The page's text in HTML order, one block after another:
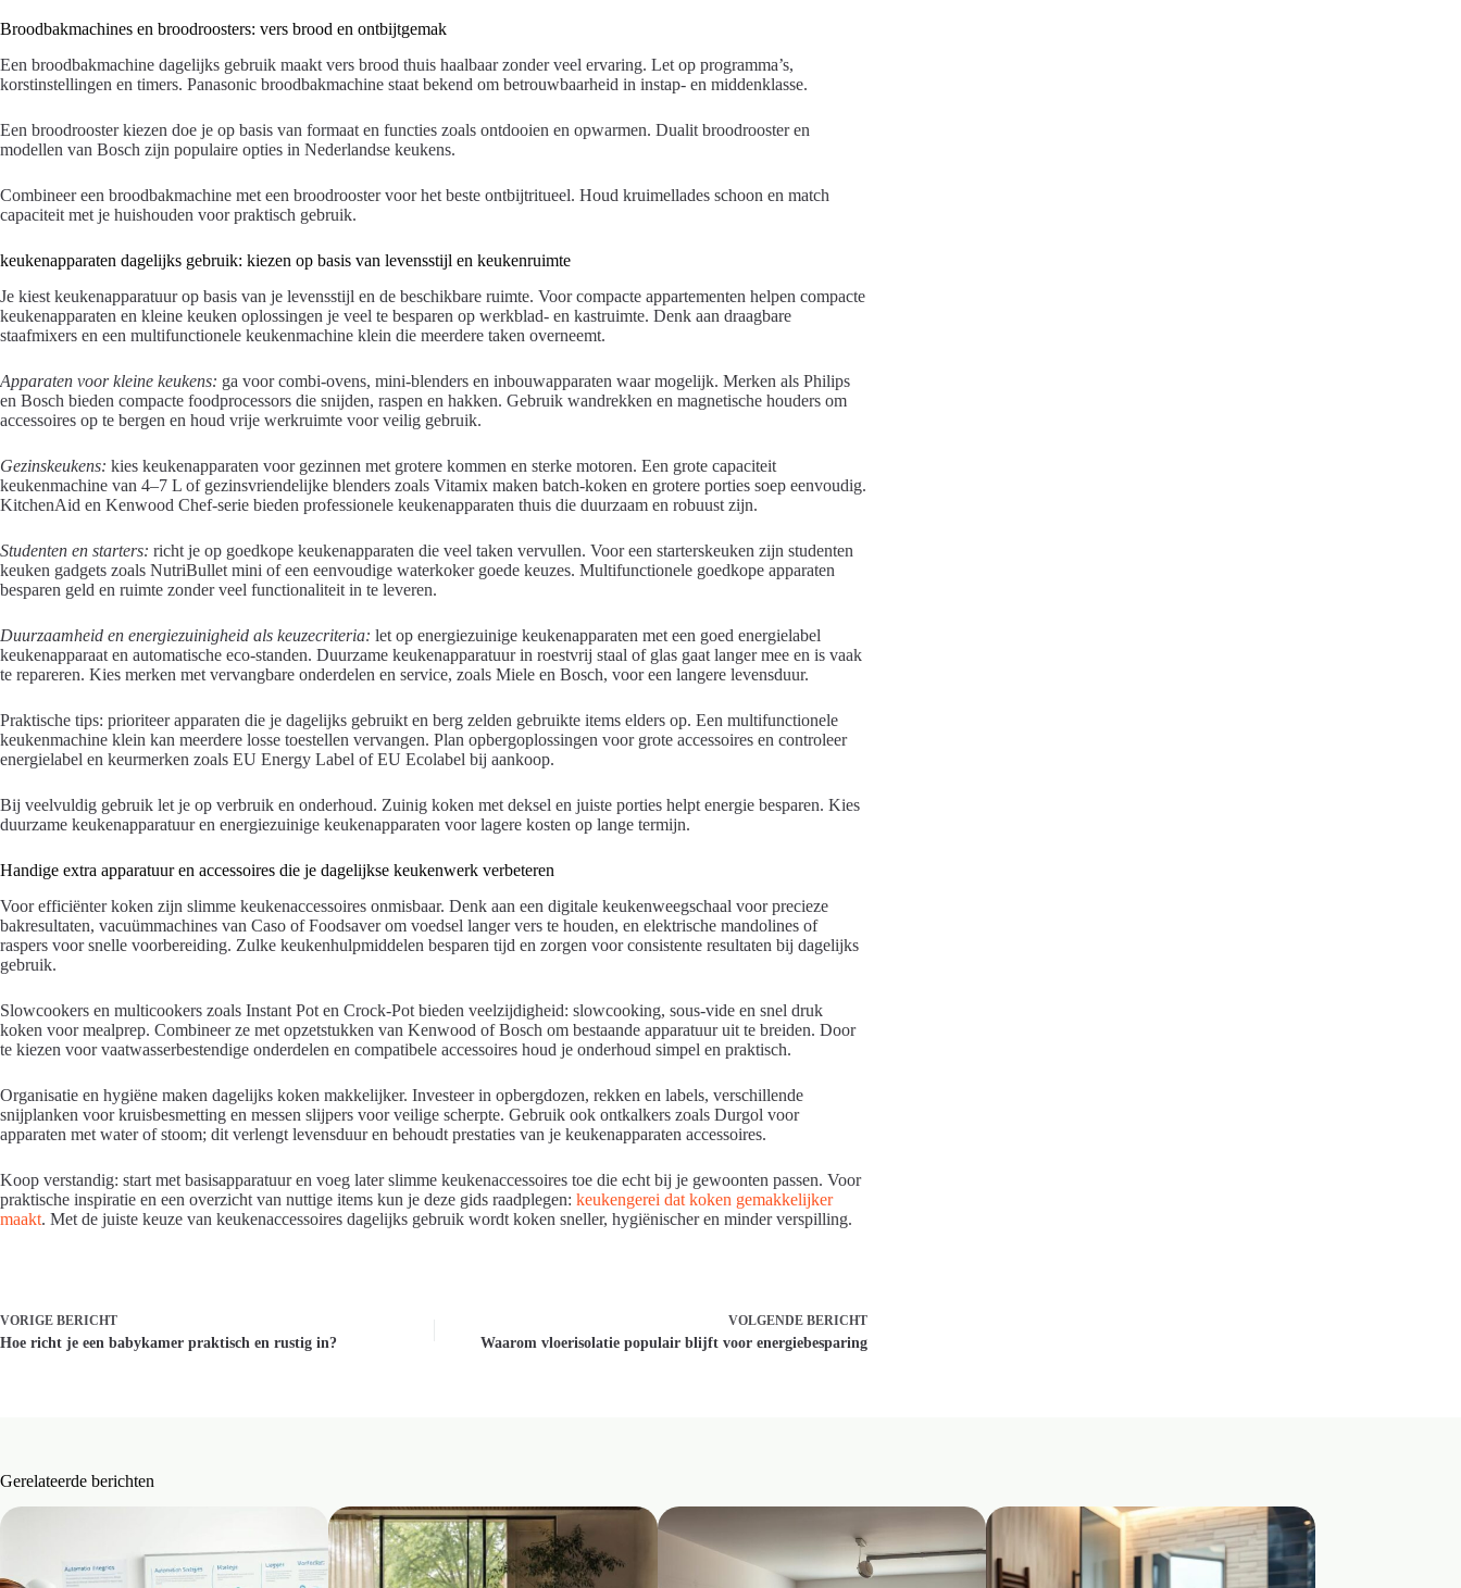
Broodbakmachines en broodroosters: vers brood en ontbijtgemak
Een broodbakmachine dagelijks gebruik maakt vers brood thuis haalbaar zonder veel ervaring. Let op programma’s,
korstinstellingen en timers. Panasonic broodbakmachine staat bekend om betrouwbaarheid in instap- en middenklasse.
Een broodrooster kiezen doe je op basis van formaat en functies zoals ontdooien en opwarmen. Dualit broodrooster en
modellen van Bosch zijn populaire opties in Nederlandse keukens.
Combineer een broodbakmachine met een broodrooster voor het beste ontbijtritueel. Houd kruimellades schoon en match
capaciteit met je huishouden voor praktisch gebruik.
keukenapparaten dagelijks gebruik: kiezen op basis van levensstijl en keukenruimte
Je kiest keukenapparatuur op basis van je levensstijl en de beschikbare ruimte. Voor compacte appartementen helpen compacte
keukenapparaten en kleine keuken oplossingen je veel te besparen op werkblad- en kastruimte. Denk aan draagbare
staafmixers en een multifunctionele keukenmachine klein die meerdere taken overneemt.
Apparaten voor kleine keukens: ga voor combi-ovens, mini-blenders en inbouwapparaten waar mogelijk. Merken als Philips
en Bosch bieden compacte foodprocessors die snijden, raspen en hakken. Gebruik wandrekken en magnetische houders om
accessoires op te bergen en houd vrije werkruimte voor veilig gebruik.
Gezinskeukens: kies keukenapparaten voor gezinnen met grotere kommen en sterke motoren. Een grote capaciteit
keukenmachine van 4–7 L of gezinsvriendelijke blenders zoals Vitamix maken batch-koken en grotere porties soep eenvoudig.
KitchenAid en Kenwood Chef-serie bieden professionele keukenapparaten thuis die duurzaam en robuust zijn.
Studenten en starters: richt je op goedkope keukenapparaten die veel taken vervullen. Voor een starterskeuken zijn studenten
keuken gadgets zoals NutriBullet mini of een eenvoudige waterkoker goede keuzes. Multifunctionele goedkope apparaten
besparen geld en ruimte zonder veel functionaliteit in te leveren.
Duurzaamheid en energiezuinigheid als keuzecriteria: let op energiezuinige keukenapparaten met een goed energielabel
keukenapparaat en automatische eco-standen. Duurzame keukenapparatuur in roestvrij staal of glas gaat langer mee en is vaak
te repareren. Kies merken met vervangbare onderdelen en service, zoals Miele en Bosch, voor een langere levensduur.
Praktische tips: prioriteer apparaten die je dagelijks gebruikt en berg zelden gebruikte items elders op. Een multifunctionele
keukenmachine klein kan meerdere losse toestellen vervangen. Plan opbergoplossingen voor grote accessoires en controleer
energielabel en keurmerken zoals EU Energy Label of EU Ecolabel bij aankoop.
Bij veelvuldig gebruik let je op verbruik en onderhoud. Zuinig koken met deksel en juiste porties helpt energie besparen. Kies
duurzame keukenapparatuur en energiezuinige keukenapparaten voor lagere kosten op lange termijn.
Handige extra apparatuur en accessoires die je dagelijkse keukenwerk verbeteren
Voor efficiënter koken zijn slimme keukenaccessoires onmisbaar. Denk aan een digitale keukenweegschaal voor precieze
bakresultaten, vacuümmachines van Caso of Foodsaver om voedsel langer vers te houden, en elektrische mandolines of
raspers voor snelle voorbereiding. Zulke keukenhulpmiddelen besparen tijd en zorgen voor consistente resultaten bij dagelijks
gebruik.
Slowcookers en multicookers zoals Instant Pot en Crock-Pot bieden veelzijdigheid: slowcooking, sous-vide en snel druk
koken voor mealprep. Combineer ze met opzetstukken van Kenwood of Bosch om bestaande apparatuur uit te breiden. Door
te kiezen voor vaatwasserbestendige onderdelen en compatibele accessoires houd je onderhoud simpel en praktisch.
Organisatie en hygiëne maken dagelijks koken makkelijker. Investeer in opbergdozen, rekken en labels, verschillende
snijplanken voor kruisbesmetting en messen slijpers voor veilige scherpte. Gebruik ook ontkalkers zoals Durgol voor
apparaten met water of stoom; dit verlengt levensduur en behoudt prestaties van je keukenapparaten accessoires.
Koop verstandig: start met basisapparatuur en voeg later slimme keukenaccessoires toe die echt bij je gewoonten passen. Voor
praktische inspiratie en een overzicht van nuttige items kun je deze gids raadplegen: keukengerei dat koken gemakkelijker
maakt. Met de juiste keuze van keukenaccessoires dagelijks gebruik wordt koken sneller, hygiënischer en minder verspilling.
VORIGE BERICHT
Hoe richt je een babykamer praktisch en rustig in?
VOLGENDEBERICHT
Waarom vloerisolatie populair blijft voor energiebesparing
Gerelateerde berichten